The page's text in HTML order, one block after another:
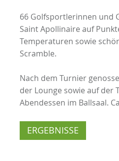
66 Golfsportlerinnen und
Saint Apollinaire auf
Temperaturen sowie
Scramble.
Nach dem Turnier
der Lounge sowie auf der
Abendessen im Ballsaal.
ERGEBNISSE